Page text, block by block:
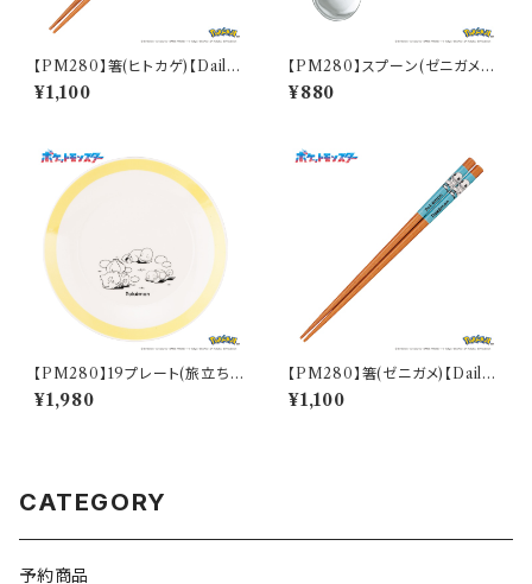
【PM280】箸(ヒトカゲ)【Daily
Sketch】PM282-840
¥1,100
【PM280】スプーン(ゼニガメ)
【Daily Sketch】PM283-850
¥880
【PM280】19プレート(旅立ち)
【Daily Sketch】PM285-330
¥1,980
【PM280】箸(ゼニガメ)【Daily
Sketch】PM283-840
¥1,100
CATEGORY
予約商品